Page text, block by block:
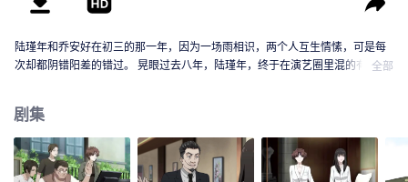
陆瑾年和乔安好在初三的那一年，因为一场雨相识，两个人互生情愫，可是每
次却都阴错阳差的错过。 晃眼过去八年，陆瑾年，终于在演艺圈里混的有了起
族企业，曾经互相暗恋的两个人，再次重逢，并开始扮演假未婚夫妻。两人的
关系却因之前的误会处于冰封状态。直到陆瑾年两人互相坦露心迹，重修旧
好。 两人的感情因一次又一次的误会和旁人的阻隔而生隙，直到最后乔安好知
道真相……
全部
剧集